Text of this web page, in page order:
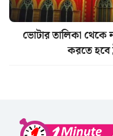
ভোটার তালিকা থেকে
করতে হবে